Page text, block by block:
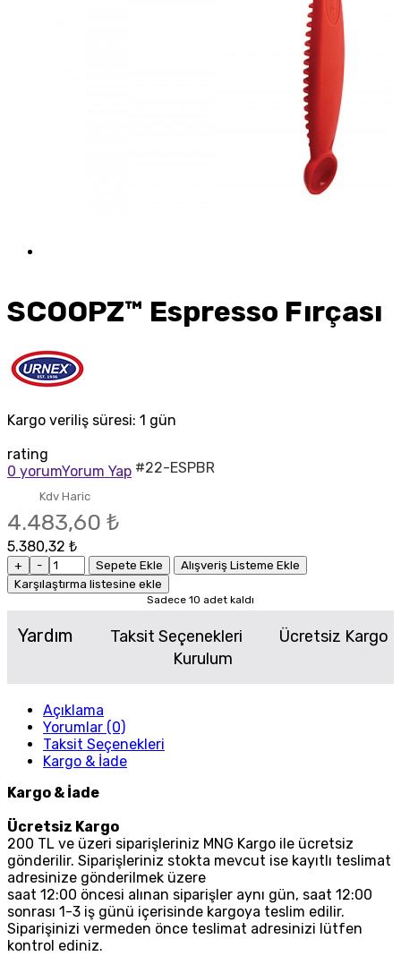
SCOOPZ™ Espresso Fırçası
Kargo veriliş süresi: 1 gün
rating
0 yorumYorum Yap #22-ESPBR
Kdv Haric
4.483,60 ₺
5.380,32 ₺
+ - Sepete Ekle
Alışveriş Listeme Ekle
Karşılaştırma listesine ekle
Sadece 10 adet kaldı
Yardım Taksit Seçenekleri
Ücretsiz Kargo
Kurulum
Açıklama
Yorumlar (0)
Taksit Seçenekleri
Kargo & İade
Kargo & İade
Ücretsiz Kargo
200 TL ve üzeri siparişleriniz MNG Kargo ile ücretsiz
gönderilir. Siparişleriniz stokta mevcut ise kayıtlı teslimat
adresinize gönderilmek üzere
saat 12:00 öncesi alınan siparişler aynı gün, saat 12:00
sonrası 1-3 iş günü içerisinde kargoya teslim edilir.
Siparişinizi vermeden önce teslimat adresinizi lütfen
kontrol ediniz.